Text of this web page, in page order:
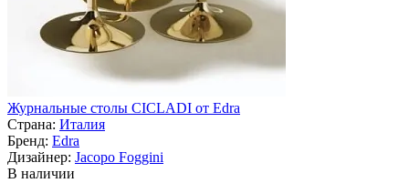
Журнальные столы CICLADI от Edra
Страна: Италия
Бренд: Edra
Дизайнер: Jacopo Foggini
В наличии